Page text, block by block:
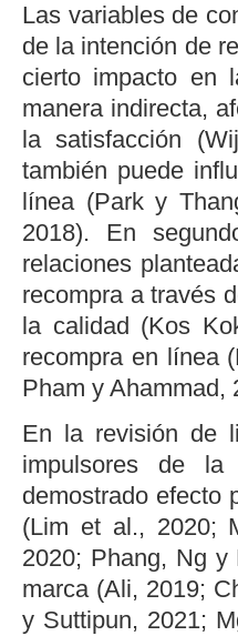
Las variables de
de la intención de
cierto impacto en
manera indirecta,
la satisfacción (
también puede
línea (Park y
2018). En
relaciones
recompra a través
la calidad (Kos
recompra en línea (
Pham y Ahammad,
En la revisión de
impulsores de
demostrado efecto
(Lim et al ., 2020;
2020; Phang, Ng y
marca (Ali, 2019;
y Suttipun, 2021;